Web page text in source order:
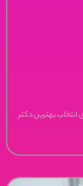
انتخاب بهترین دکتر